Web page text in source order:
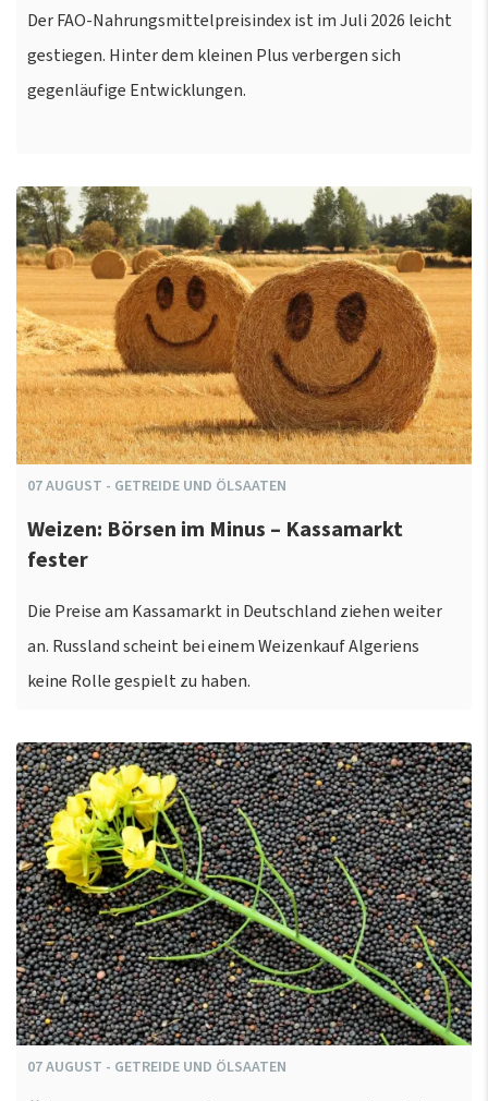
Der FAO-Nahrungsmittelpreisindex ist im Juli 2026 leicht
gestiegen. Hinter dem kleinen Plus verbergen sich
gegenläufige Entwicklungen.
07AUGUST - GETREIDE UND ÖLSAATEN
Weizen: Börsen im Minus – Kassamarkt
fester
Die Preise am Kassamarkt in Deutschland ziehen weiter
an. Russland scheint bei einem Weizenkauf Algeriens
keine Rolle gespielt zu haben.
07AUGUST - GETREIDE UND ÖLSAATEN